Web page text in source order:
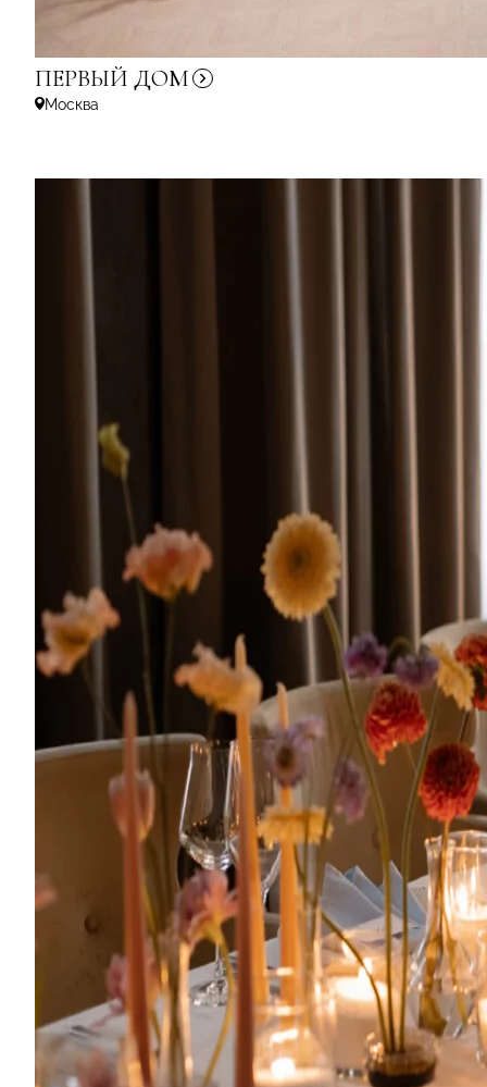
ПЕРВЫЙ ДОМ
Москва